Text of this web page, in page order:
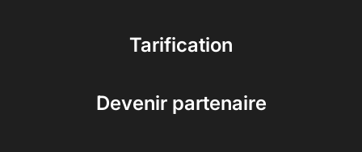
Tarification
Devenir partenaire